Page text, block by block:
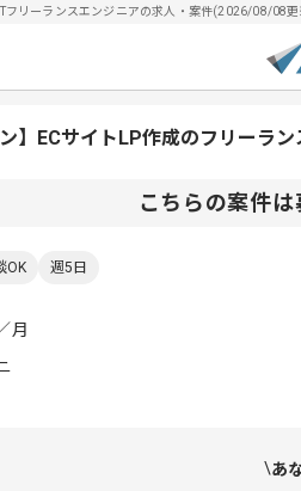
フリーランスエンジニアの求人・案件(2026/08/08
ン】ECサイトLP作成のフリーラ
こちらの案件
OK 週5日
月
あ